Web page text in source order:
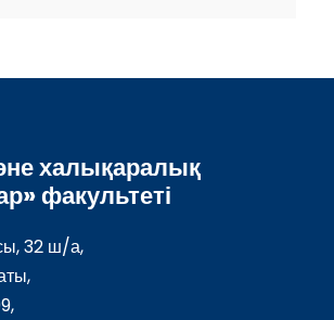
халықаралық
факультеті
32 ш/а,